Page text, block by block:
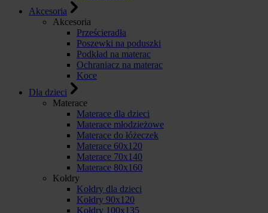
Akcesoria
Akcesoria
Prześcieradła
Poszewki na poduszki
Podkład na materac
Ochraniacz na materac
Koce
Dla dzieci
Materace
Materace dla dzieci
Materace młodzieżowe
Materace do łóżeczek
Materace 60x120
Materace 70x140
Materace 80x160
Kołdry
Kołdry dla dzieci
Kołdry 90x120
Kołdry 100x135